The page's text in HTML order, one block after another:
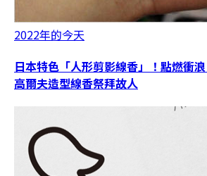
2022年的今天
日本特色「人形剪影線香」！點燃衝
高爾夫造型線香祭拜故人